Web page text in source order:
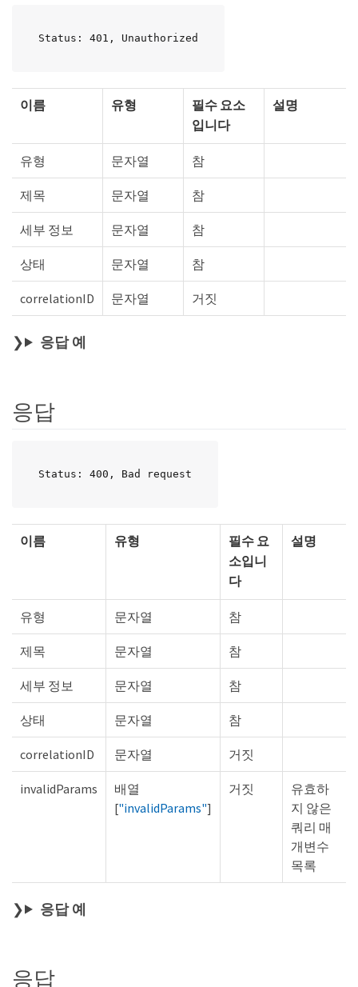
Status: 401, Unauthorized
이름 유형
필수 요소
입니다
설명
유형 문자열 참
제목 문자열 참
세부 정보 문자열 참
상태 문자열 참
correlationID 문자열 거짓
응답 예
응답
Status: 400, Bad request
이름 유형
필수 요
소입니
다
설명
유형 문자열 참
제목 문자열 참
세부 정보 문자열 참
상태 문자열 참
correlationID 문자열 거짓
invalidParams
배열
["invalidParams"]
거짓
유효하
지 않은
쿼리 매
개변수
목록
응답 예
응답